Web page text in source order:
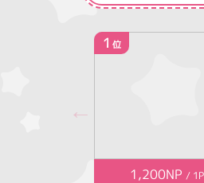
1,200NP /
1 位